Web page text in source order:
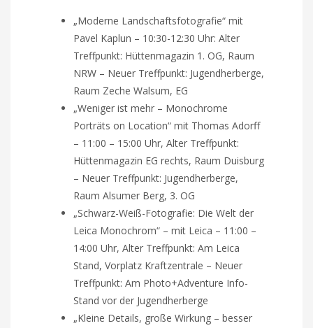
„Moderne Landschaftsfotografie“ mit
Pavel Kaplun – 10:30-12:30 Uhr: Alter
Treffpunkt: Hüttenmagazin 1. OG, Raum
NRW – Neuer Treffpunkt: Jugendherberge,
Raum Zeche Walsum, EG
„Weniger ist mehr – Monochrome
Porträts on Location“ mit Thomas Adorff
– 11:00 – 15:00 Uhr, Alter Treffpunkt:
Hüttenmagazin EG rechts, Raum Duisburg
– Neuer Treffpunkt: Jugendherberge,
Raum Alsumer Berg, 3. OG
„Schwarz-Weiß-Fotografie: Die Welt der
Leica Monochrom“ – mit Leica – 11:00 –
14:00 Uhr, Alter Treffpunkt: Am Leica
Stand, Vorplatz Kraftzentrale – Neuer
Treffpunkt: Am Photo+Adventure Info-
Stand vor der Jugendherberge
„Kleine Details, große Wirkung – besser